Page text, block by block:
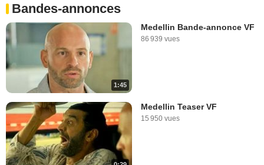
Bandes-annonces
1:45
Medellin Bande-annonce VF
86 939 vues
Medellin Teaser VF
15 950 vues